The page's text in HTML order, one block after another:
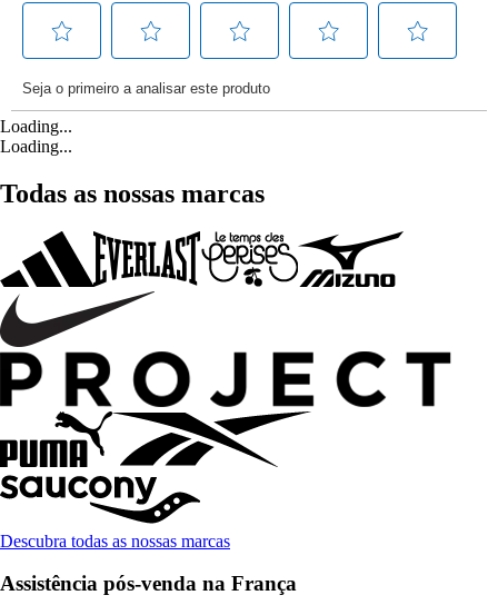
Loading...
Loading...
Todas as nossas marcas
Descubra todas as nossas marcas
Assistência pós-venda na França